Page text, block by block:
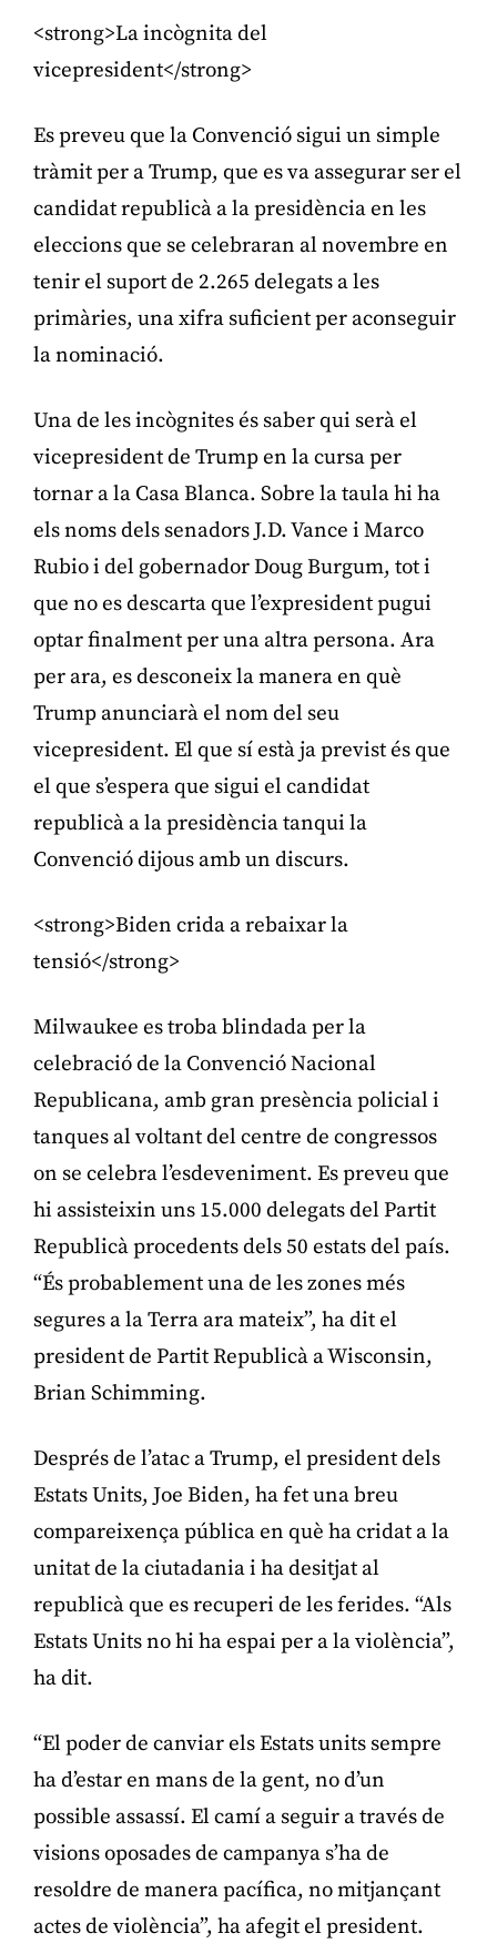
<strong>La incògnita del
vicepresident</strong>
Es preveu que la Convenció sigui un simple
tràmit per a Trump, que es va assegurar ser el
candidat republicà a la presidència en les
eleccions que se celebraran al novembre en
tenir el suport de 2.265 delegats a les
primàries, una xifra suficient per aconseguir
la nominació.
Una de les incògnites és saber qui serà el
vicepresident de Trump en la cursa per
tornar a la Casa Blanca. Sobre la taula hi ha
els noms dels senadors J.D. Vance i Marco
Rubio i del gobernador Doug Burgum, tot i
que no es descarta que l’expresident pugui
optar finalment per una altra persona. Ara
per ara, es desconeix la manera en què
Trump anunciarà el nom del seu
vicepresident. El que sí està ja previst és que
el que s’espera que sigui el candidat
republicà a la presidència tanqui la
Convenció dijous amb un discurs.
<strong>Biden crida a rebaixar la
tensió</strong>
Milwaukee es troba blindada per la
celebració de la Convenció Nacional
Republicana, amb gran presència policial i
tanques al voltant del centre de congressos
on se celebra l’esdeveniment. Es preveu que
hi assisteixin uns 15.000 delegats del Partit
Republicà procedents dels 50 estats del país.
“És probablement una de les zones més
segures a la Terra ara mateix”, ha dit el
president de Partit Republicà a Wisconsin,
Brian Schimming.
Després de l’atac a Trump, el president dels
Estats Units, Joe Biden, ha fet una breu
compareixença pública en què ha cridat a la
unitat de la ciutadania i ha desitjat al
republicà que es recuperi de les ferides. “Als
Estats Units no hi ha espai per a la violència”,
ha dit.
“El poder de canviar els Estats units sempre
ha d’estar en mans de la gent, no d’un
possible assassí. El camí a seguir a través de
visions oposades de campanya s’ha de
resoldre de manera pacífica, no mitjançant
actes de violència”, ha afegit el president.